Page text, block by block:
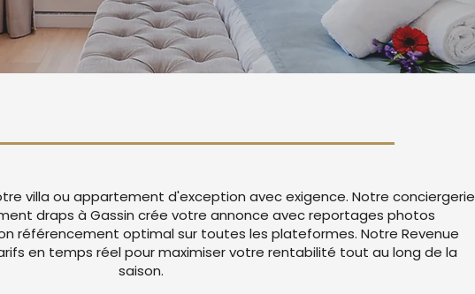
villa ou appartement d'exception avec exigence. Notre conciergerie
draps à Gassin crée votre annonce avec reportages photos
référencement optimal sur toutes les plateformes. Notre Revenue
en temps réel pour maximiser votre rentabilité tout au long de la
saison.